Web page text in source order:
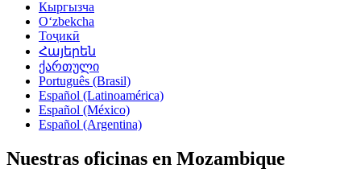
Кыргызча
Oʻzbekcha
Тоҷикӣ
Հայերեն
ქართული
Português (Brasil)
Español (Latinoamérica)
Español (México)
Español (Argentina)
Nuestras oficinas en Mozambique